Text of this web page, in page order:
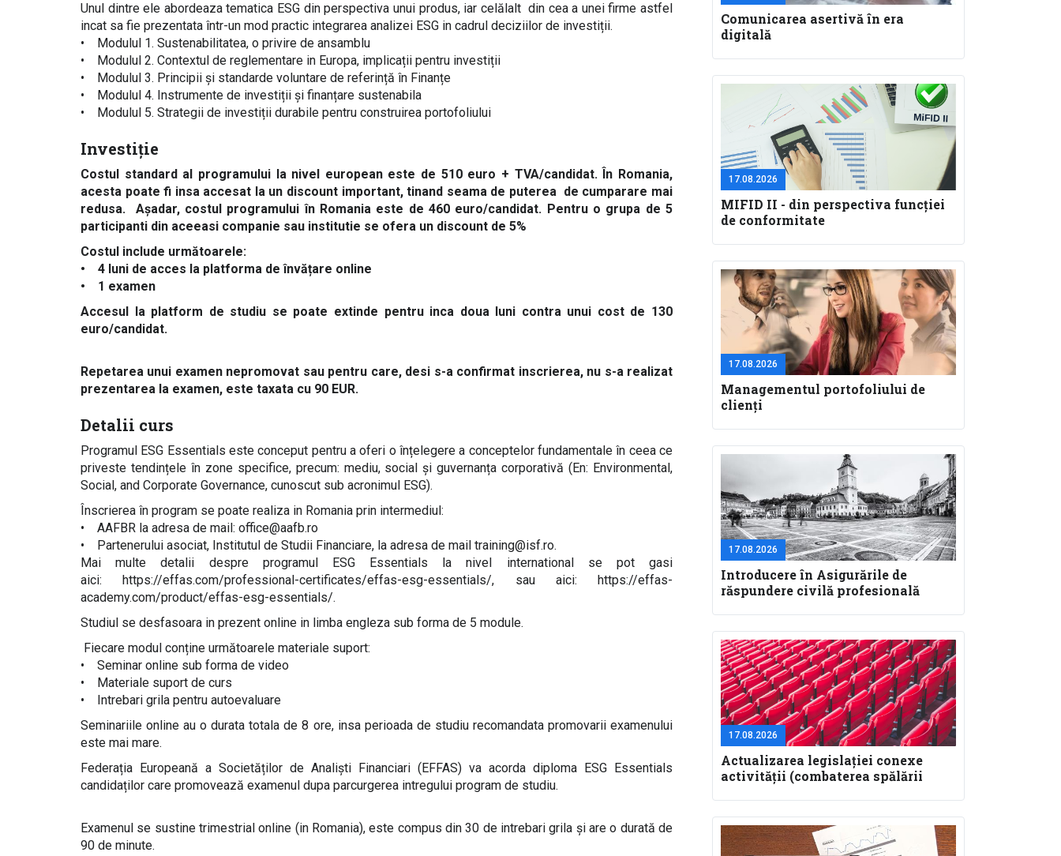
Unul dintre ele abordeaza tematica ESG din perspectiva unui produs, iar celălalt din cea a unei firme astfel
incat sa fie prezentata într-un mod practic integrarea analizei ESG in cadrul deciziilor de investiții.
• Modulul 1. Sustenabilitatea, o privire de ansamblu
• Modulul 2. Contextul de reglementare in Europa, implicații pentru investiții
• Modulul 3. Principii și standarde voluntare de referință în Finanțe
• Modulul 4. Instrumente de investiții și finanțare sustenabila
• Modulul 5. Strategii de investiții durabile pentru construirea portofoliului
Investiție
Costul standard al programului la nivel european este de 510 euro + TVA/candidat. În Romania,
acesta poate fi insa accesat la un discount important, tinand seama de puterea de cumparare mai
redusa. Așadar, costul programului în Romania este de 460 euro/candidat. Pentru o grupa de 5
participanti din aceeasi companie sau institutie se ofera un discount de 5%
Costul include următoarele:
• 4 luni de acces la platforma de învățare online
• 1 examen
Accesul la platform de studiu se poate extinde pentru inca doua luni contra unui cost de 130
euro/candidat.
Repetarea unui examen nepromovat sau pentru care, desi s-a confirmat inscrierea, nu s-a realizat
prezentarea la examen, este taxata cu 90 EUR.
Detalii curs
Programul ESG Essentials este conceput pentru a oferi o înțelegere a conceptelor fundamentale în ceea ce
priveste tendințele în zone specifice, precum: mediu, social și guvernanța corporativă (En: Environmental,
Social, and Corporate Governance, cunoscut sub acronimul ESG).
Înscrierea în program se poate realiza in Romania prin intermediul:
• AAFBR la adresa de mail: office@aafb.ro
• Partenerului asociat, Institutul de Studii Financiare, la adresa de mail training@isf.ro.
Mai multe detalii despre programul ESG Essentials la nivel international se pot gasi
aici: https://effas.com/professional-certificates/effas-esg-essentials/, sau aici: https://effas-
academy.com/product/effas-esg-essentials/.
Studiul se desfasoara in prezent online in limba engleza sub forma de 5 module.
Fiecare modul conține următoarele materiale suport:
• Seminar online sub forma de video
• Materiale suport de curs
• Intrebari grila pentru autoevaluare
Seminariile online au o durata totala de 8 ore, insa perioada de studiu recomandata promovarii examenului
este mai mare.
Federația Europeană a Societăților de Analiști Financiari (EFFAS) va acorda diploma ESG Essentials
candidaților care promovează examenul dupa parcurgerea intregului program de studiu.
Examenul se sustine trimestrial online (in Romania), este compus din 30 de intrebari grila și are o durată de
90 de minute.
Comunicarea asertivă în era
digitală
17.08.2026
MIFID II - din perspectiva funcţiei
de conformitate
17.08.2026
Managementul portofoliului de
clienți
17.08.2026
Introducere în Asigurările de
răspundere civilă profesională
17.08.2026
Actualizarea legislaţiei conexe
activităţii (combaterea spălării